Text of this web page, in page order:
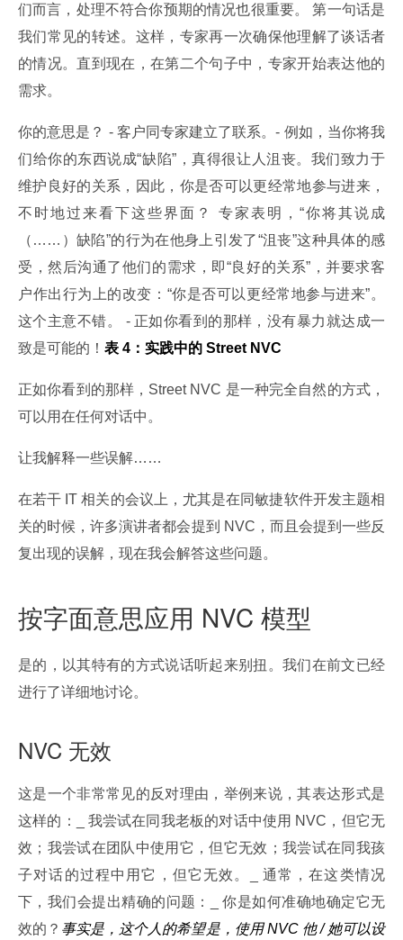
们而言，处理不符合你预期的情况也很重要。 第一句话是
我们常见的转述。这样，专家再一次确保他理解了谈话者
的情况。直到现在，在第二个句子中，专家开始表达他的
需求。
你的意思是？ - 客户同专家建立了联系。- 例如，当你将我
们给你的东西说成“缺陷”，真得很让人沮丧。我们致力于
维护良好的关系，因此，你是否可以更经常地参与进来，
不时地过来看下这些界面？ 专家表明，“你将其说成
（……）缺陷”的行为在他身上引发了“沮丧”这种具体的感
受，然后沟通了他们的需求，即“良好的关系”，并要求客
户作出行为上的改变：“你是否可以更经常地参与进来”。
这个主意不错。 - 正如你看到的那样，没有暴力就达成一
致是可能的！ 表 4：实践中的 Street NVC
正如你看到的那样，Street NVC 是一种完全自然的方式，
可以用在任何对话中。
让我解释一些误解……
在若干 IT 相关的会议上，尤其是在同敏捷软件开发主题相
关的时候，许多演讲者都会提到 NVC，而且会提到一些反
复出现的误解，现在我会解答这些问题。
按字面意思应用 NVC 模型
是的，以其特有的方式说话听起来别扭。我们在前文已经
进行了详细地讨论。
NVC 无效
这是一个非常常见的反对理由，举例来说，其表达形式是
这样的：_ 我尝试在同我老板的对话中使用 NVC，但它无
效；我尝试在团队中使用它，但它无效；我尝试在同我孩
子对话的过程中用它，但它无效。_ 通常，在这类情况
下，我们会提出精确的问题：_ 你是如何准确地确定它无
效的？ 事实是，这个人的希望是，使用 NVC 他 / 她可以设